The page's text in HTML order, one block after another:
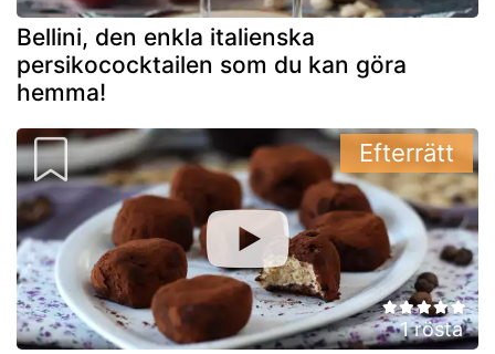
Bellini, den enkla italienska
persikococktailen som du kan göra
hemma!
1 rösta
Efterrätt